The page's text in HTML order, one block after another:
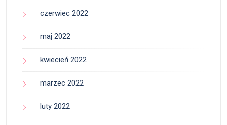
czerwiec 2022
maj 2022
kwiecień 2022
marzec 2022
luty 2022